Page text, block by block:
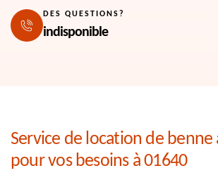
DES QUESTIONS?
indisponible
Service de location de
pour vos besoins à 01640